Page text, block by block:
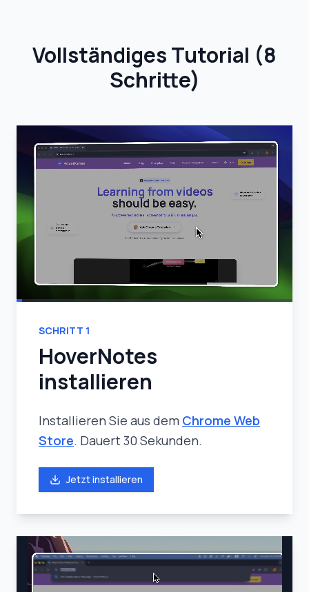
Vollständiges Tutorial (8
Schritte)
SCHRITT 1
HoverNotes
installieren
Installieren Sie aus dem Chrome Web
Store. Dauert 30 Sekunden.
Jetzt installieren